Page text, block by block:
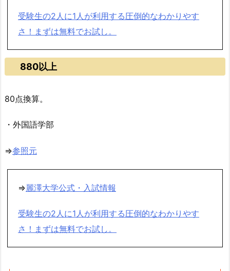
受験生の2人に1人が利用する圧倒的なわかりやす
さ！まずは無料でお試し。
880以上
80点換算。
・外国語学部
⇒参照元
⇒麗澤大学公式・入試情報
受験生の2人に1人が利用する圧倒的なわかりやす
さ！まずは無料でお試し。